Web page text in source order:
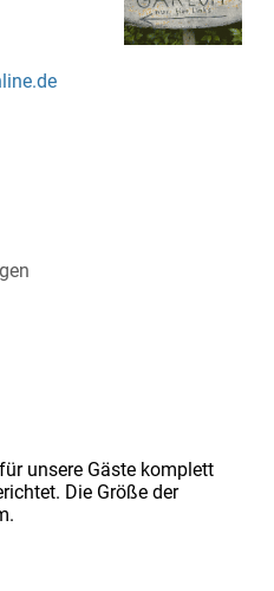
unsere Gäste komplett
Die Größe der